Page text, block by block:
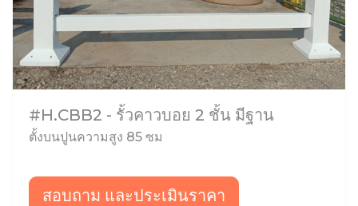
#H.CBB2 - รั้วคาวบอย 2 ชั้น มีฐาน
ตั้งบนปูนความสูง 85 ซม
สอบถาม และประเมินราคา